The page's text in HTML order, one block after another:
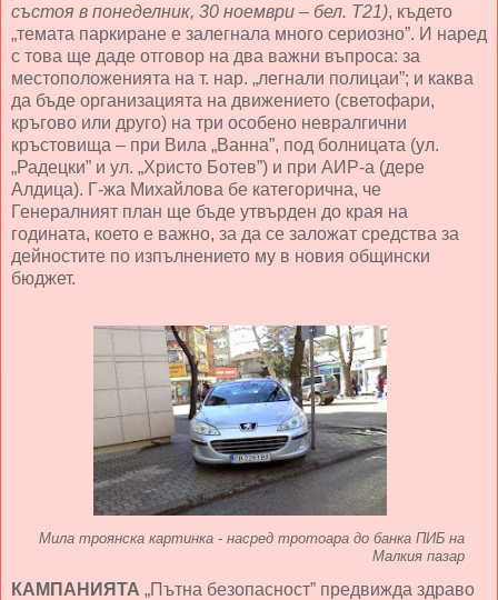
състоя в понеделник, 30 ноември – бел. Т21), където
„темата паркиране е залегнала много сериозно”. И наред
с това ще даде отговор на два важни въпроса: за
местоположенията на т. нар. „легнали полицаи”; и каква
да бъде организацията на движението (светофари,
кръгово или друго) на три особено невралгични
кръстовища – при Вила „Ванна”, под болницата (ул.
„Радецки” и ул. „Христо Ботев”) и при АИР-а (дере
Алдица). Г-жа Михайлова бе категорична, че
Генералният план ще бъде утвърден до края на
годината, което е важно, за да се заложат средства за
дейностите по изпълнението му в новия общински
бюджет.
Мила троянска картинка - насред тротоара до банка ПИБ на
Малкия пазар
КАМПАНИЯТА „Пътна безопасност” предвижда здраво